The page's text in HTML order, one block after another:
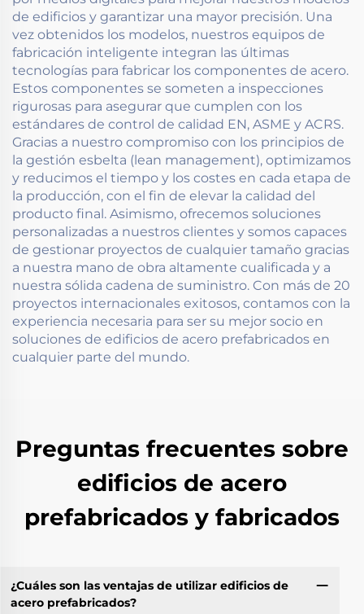
de edificios y garantizar una mayor precisión. Una
vez obtenidos los modelos, nuestros equipos de
fabricación inteligente integran las últimas
tecnologías para fabricar los componentes de acero.
Estos componentes se someten a inspecciones
rigurosas para asegurar que cumplen con los
estándares de control de calidad EN, ASME y ACRS.
Gracias a nuestro compromiso con los principios de
la gestión esbelta (lean management), optimizamos
y reducimos el tiempo y los costes en cada etapa de
la producción, con el fin de elevar la calidad del
producto final. Asimismo, ofrecemos soluciones
personalizadas a nuestros clientes y somos capaces
de gestionar proyectos de cualquier tamaño gracias
a nuestra mano de obra altamente cualificada y a
nuestra sólida cadena de suministro. Con más de 20
proyectos internacionales exitosos, contamos con la
experiencia necesaria para ser su mejor socio en
soluciones de edificios de acero prefabricados en
cualquier parte del mundo.
Preguntas frecuentes sobre
edificios de acero
prefabricados y fabricados
¿Cuáles son las ventajas de utilizar edificios de
acero prefabricados?